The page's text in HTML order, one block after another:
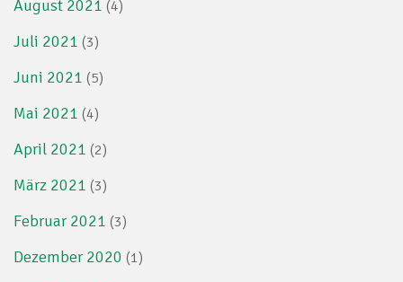
August 2021 (4)
Juli 2021 (3)
Juni 2021 (5)
Mai 2021 (4)
April 2021 (2)
März 2021 (3)
Februar 2021 (3)
Dezember 2020 (1)